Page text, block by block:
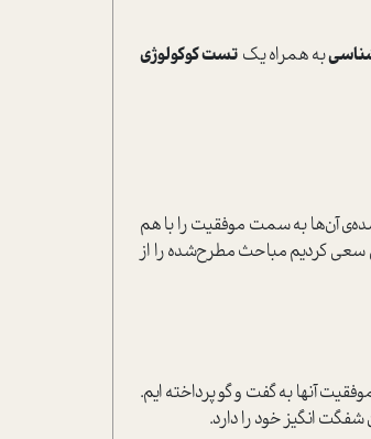
به همراه یک تست کوکولوژی
آن‌ها به سمت موفقیت را با هم
سعی کردیم مباحث مطرح‌شده را از
آنها به گفت و گو پرداخته ایم.
شفگت انگیز خود را دارد.